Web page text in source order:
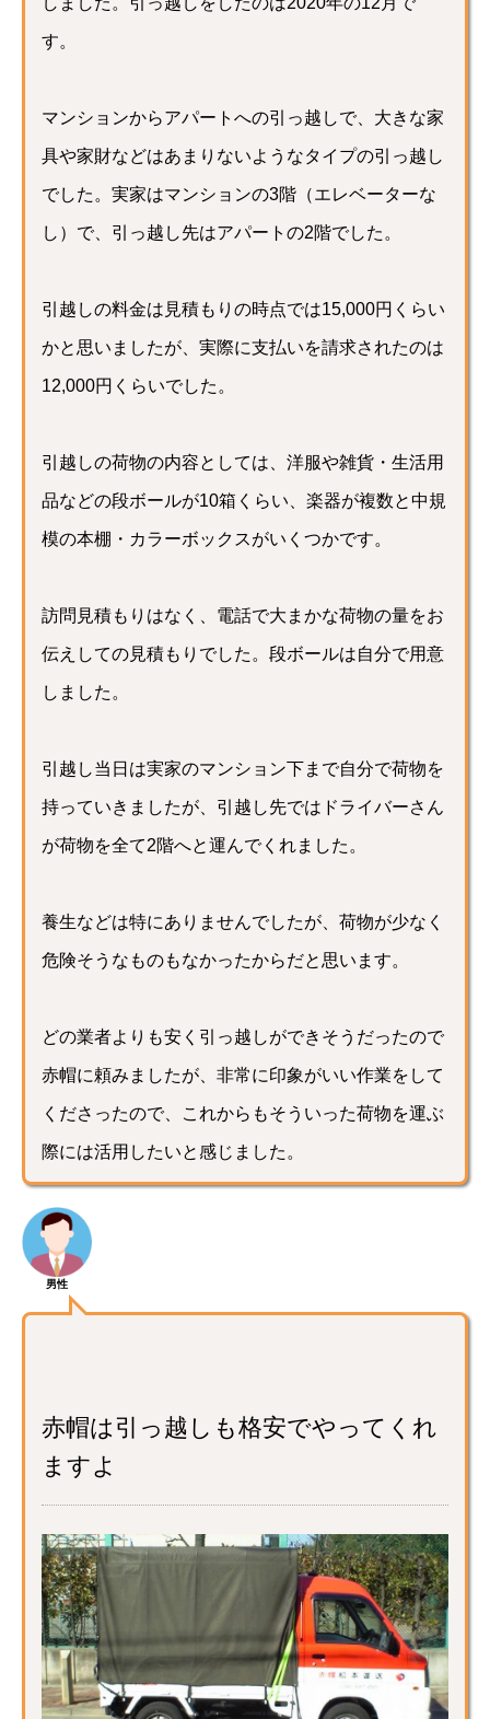
す。
マンションからアパートへの引っ越しで、大きな家
具や家財などはあまりないようなタイプの引っ越し
でした。実家はマンションの3階（エレベーターな
し）で、引っ越し先はアパートの2階でした。
引越しの料金は見積もりの時点では15,000円くらい
かと思いましたが、実際に支払いを請求されたのは
12,000円くらいでした。
引越しの荷物の内容としては、洋服や雑貨・生活用
品などの段ボールが10箱くらい、楽器が複数と中規
模の本棚・カラーボックスがいくつかです。
訪問見積もりはなく、電話で大まかな荷物の量をお
伝えしての見積もりでした。段ボールは自分で用意
しました。
引越し当日は実家のマンション下まで自分で荷物を
持っていきましたが、引越し先ではドライバーさん
が荷物を全て2階へと運んでくれました。
養生などは特にありませんでしたが、荷物が少なく
危険そうなものもなかったからだと思います。
どの業者よりも安く引っ越しができそうだったので
赤帽に頼みましたが、非常に印象がいい作業をして
くださったので、これからもそういった荷物を運ぶ
際には活用したいと感じました。
男性
赤帽は引っ越しも格安でやってくれ
ますよ